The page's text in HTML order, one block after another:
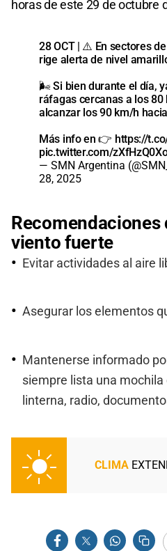
horas de este 29 de octubre
28 OCT | ⚠️ En sectores
rige alerta de nivel
🌬️ Si bien durante el día,
ráfagas cercanas a los
alcanzar los 90 km/h
Más info en 👉 https://
pic.twitter.com/
— SMN Argentina
28, 2025
Recomendaciones
viento fuerte
Evitar actividades al aire
Asegurar los elementos
Mantenerse informado
siempre lista una
linterna, radio,
CLIMA